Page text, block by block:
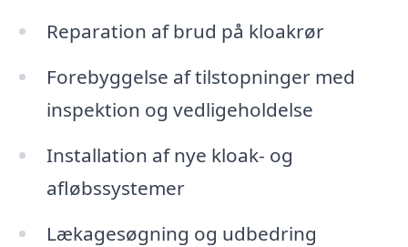
Reparation af brud på kloakrør
Forebyggelse af tilstopninger med
inspektion og vedligeholdelse
Installation af nye kloak- og
afløbssystemer
Lækagesøgning og udbedring